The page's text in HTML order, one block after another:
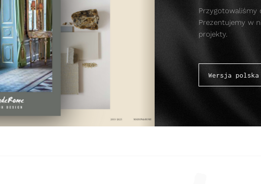
Przygotowaliśmy
Prezentujemy w
projekty.